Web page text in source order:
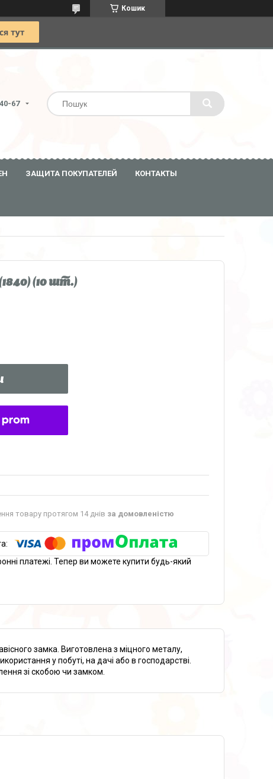
Кошик
67
ЗАЩИТА ПОКУПАТЕЛЕЙ КОНТАКТЫ
(10 шт.)
товару протягом 14 днів за домовленістю
платежі. Тепер ви можете купити будь-який
замка. Виготовлена з міцного металу,
у побуті, на дачі або в господарстві.
зі скобою чи замком.